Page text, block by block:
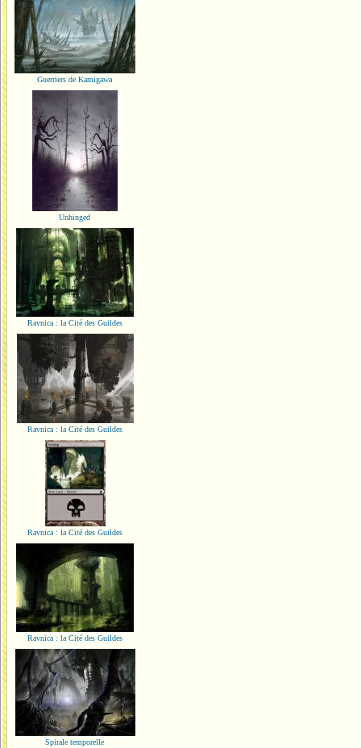
Guerriers de Kamigawa
Unhinged
Ravnica : la Cité des Guildes
Ravnica : la Cité des Guildes
Ravnica : la Cité des Guildes
Ravnica : la Cité des Guildes
Spirale temporelle